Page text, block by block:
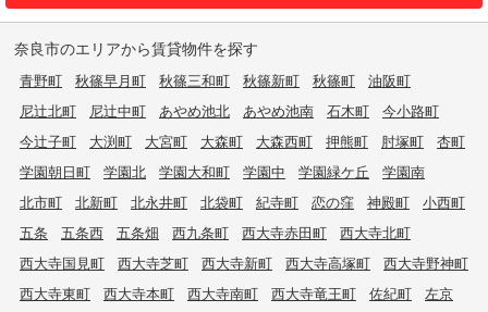
奈良市のエリアから賃貸物件を探す
青野町 秋篠早月町 秋篠三和町 秋篠新町 秋篠町
油阪町
尼辻北町
尼辻中町 あやめ池北 あやめ池南 石木町
今小路町
今辻子町
大渕町 大宮町 大森町 大森西町 押熊町 肘塚町
杏町
学園朝日町
学園北 学園大和町 学園中 学園緑ケ丘
学園南
北市町
北新町 北永井町 北袋町 紀寺町 恋の窪 神殿町
小西町
五条
五条西 五条畑 西九条町 西大寺赤田町
西大寺北町
西大寺国見町
西大寺芝町 西大寺新町 西大寺高塚町
西大寺野神町
西大寺東町
西大寺本町 西大寺南町 西大寺竜王町 佐紀町
左京